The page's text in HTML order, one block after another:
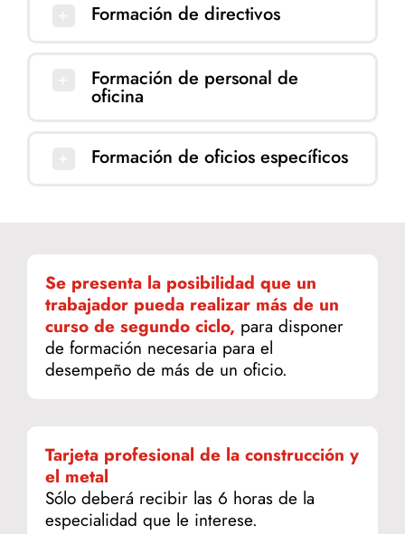
Formación de directivos
Formación de personal de
oficina
Formación de oficios específicos
Se presenta la posibilidad que un
trabajador pueda realizar más de un
curso de segundo ciclo, para disponer
de formación necesaria para el
desempeño de más de un oficio.
Tarjeta profesional de la construcción y
el metal
Sólo deberá recibir las 6 horas de la
especialidad que le interese.